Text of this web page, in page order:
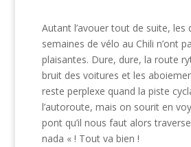
Autant l’avouer tout de suite, les
semaines de vélo au Chili n’ont
plaisantes. Dure, dure, la route
bruit des voitures et les
reste perplexe quand la piste
l’autoroute, mais on sourit en
pont qu’il nous faut alors
nada « ! Tout va bien !